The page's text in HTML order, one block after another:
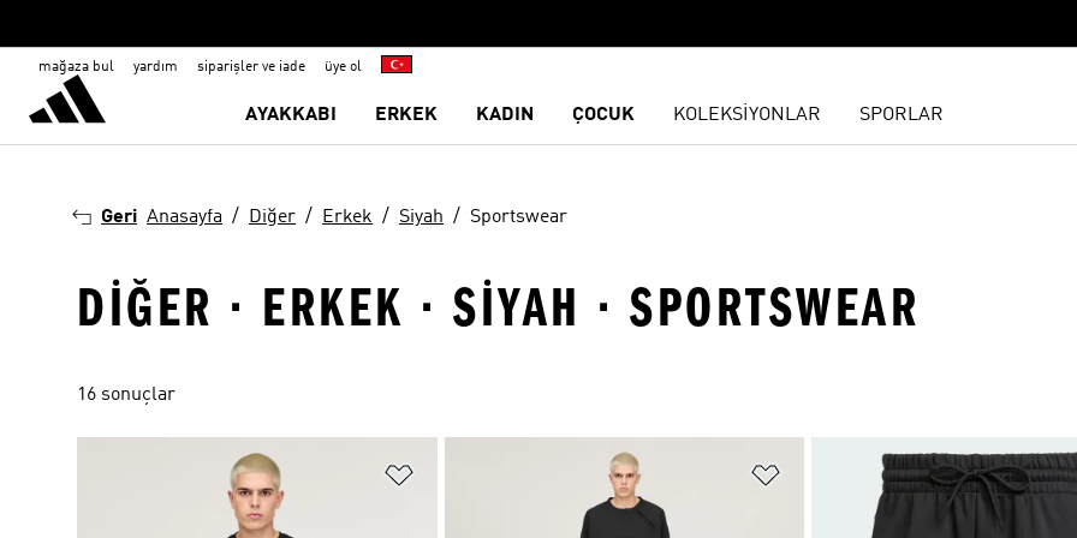
mağaza bul yardım siparişler ve iade üye ol
AYAKKABI ERKEK KADIN ÇOCUK KOLEKSİYONLAR SPORLAR
Geri Anasayfa Diğer Erkek Siyah Sportswear
DIĞER · ERKEK · SIYAH · SPORTSWEAR
16 sonuçlar
Favori Listesine Ekle